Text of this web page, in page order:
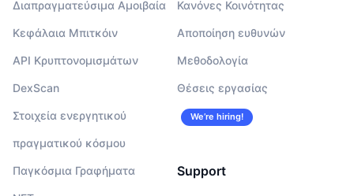
Διαπραγματεύσιμα Αμοιβαία
Κεφάλαια Μπιτκόιν
API Κρυπτονομισμάτων
DexScan
Στοιχεία ενεργητικού
πραγματικού κόσμου
Παγκόσμια Γραφήματα
Κανόνες Κοινότητας
Αποποίηση ευθυνών
Μεθοδολογία
Θέσεις εργασίας
We’re hiring!
Support